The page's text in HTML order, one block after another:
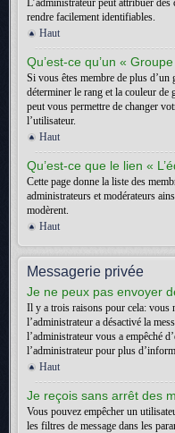
L’administrateur peut attribuer
rendre facilement identifiables.
Haut
Qu’est-ce qu’un «
Si vous êtes membre de plus
déterminer le rang et la couleur de
peut vous permettre de changer
l’utilisateur.
Haut
Qu’est-ce que le lien «
Cette page donne la liste des
administrateurs et modérateurs
modèrent.
Haut
Messagerie privée
Je ne peux pas envoyer
Il y a trois raisons pour cela: vous
l’administrateur a désactivé la
l’administrateur vous a empêché
l’administrateur pour plus
Haut
Je reçois sans arrêt des
Vous pouvez empêcher un
les filtres de message dans les